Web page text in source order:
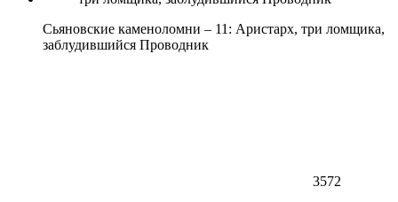
Сьяновские каменоломни – 11: Аристарх, три ломщика,
заблудившийся Проводник
3572